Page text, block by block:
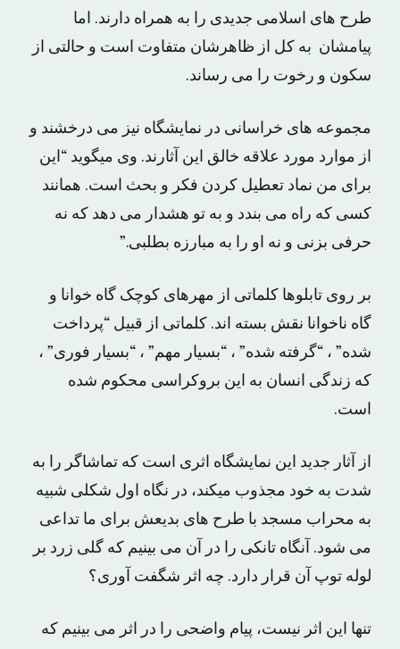
طرح های اسلامی جدیدی را به همراه دارند. اما
پیامشان به کل از ظاهرشان متفاوت است و حالتی از
سکون و رخوت را می رساند.
مجموعه های خراسانی در نمایشگاه نیز می درخشند و
از موارد مورد علاقه خالق این آثارند. وی میگوید “این
برای من نماد تعطیل کردن فکر و بحث است. همانند
کسی که راه می بندد و به تو هشدار می دهد که نه
حرفی بزنی و نه او را به مبارزه بطلبی.”
بر روی تابلوها کلماتی از مهرهای کوچک گاه خوانا و
گاه ناخوانا نقش بسته اند. کلماتی از قبیل “پرداخت
شده” ، “گرفته شده” ، “بسیار مهم” ، “بسیار فوری” ،
که زندگی انسان به این بروکراسی محکوم شده
است.
از آثار جدید این نمایشگاه اثری است که تماشاگر را به
شدت به خود مجذوب میکند، در نگاه اول شکلی شبیه
به محراب مسجد با طرح های بدیعش برای ما تداعی
می شود. آنگاه تانکی را در آن می بینیم که گلی زرد بر
لوله توپ آن قرار دارد. چه اثر شگفت آوری؟
تنها این اثر نیست، پیام واضحی را در اثر می بینیم که